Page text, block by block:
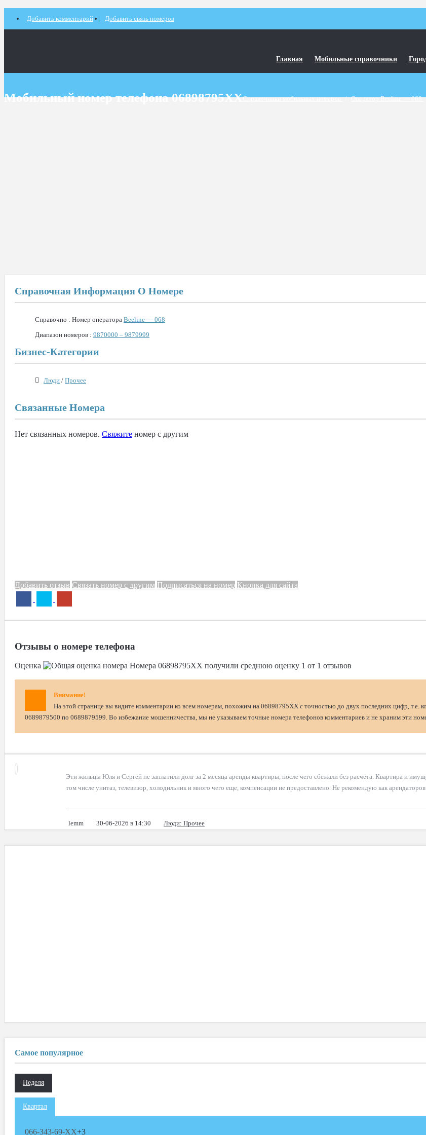
Добавить комментарий Добавить связь номеров
Главная Мобильные справочники
Мобильный номер телефона 06898795XXСправочники мобильных номеров / Оператор Beeline — 068
Справочная Информация О Номере
Справочно : Номер оператора Beeline — 068
Диапазон номеров : 9870000 – 9879999
Бизнес-Категории
Люди / Прочее
Связанные Номера
Нет связанных номеров. Свяжите номер с другим
Добавить отзыв Связать номер с другим Подписаться на номер Кнопка для сайта
Отзывы о номере телефона
Оценка Номера 06898795XX получили среднюю оценку 1 от 1 отзывов
Внимание!
На этой странице вы видите комментарии ко всем номерам, похожим на 06898795XX с точностью до двух последних цифр, т.е.
0689879500 по 0689879599. Во избежание мошенничества, мы не указываем точные номера телефонов комментариев и не храним эти
Эти жильцы Юля и Сергей не заплатили долг за 2 месяца аренды квартиры, после чего сбежали без расчёта. Квартира и
том числе унитаз, телевизор, холодильник и много чего еще, компенсации не предоставлено. Не рекомендую как
lemm 30-06-2026 в 14:30 Люди: Прочее
Самое популярное
Неделя
Квартал
066-343-69-XX+3